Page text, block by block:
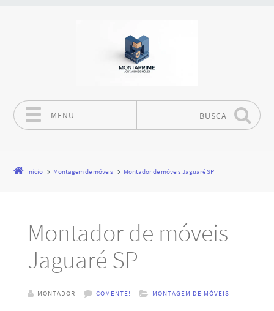
MENU BUSCA
Início Montagem de móveis Montador de móveis Jaguaré SP
Montador de móveis
Jaguaré SP
MONTADOR COMENTE! MONTAGEM DE MÓVEIS